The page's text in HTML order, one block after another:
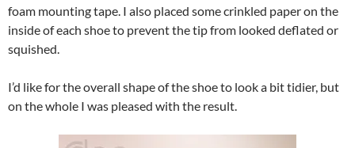
foam mounting tape. I also placed some crinkled paper on the
inside of each shoe to prevent the tip from looked deflated or
squished.
I’d like for the overall shape of the shoe to look a bit tidier, but
on the whole I was pleased with the result.